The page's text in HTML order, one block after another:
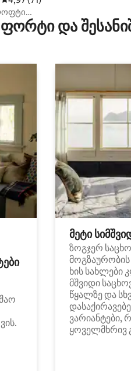
და
მეტი
ზოგჯერ
ხის სახლები
მშვიდი
წყალზე და
ვარიანტები,
ყოველმხრივ